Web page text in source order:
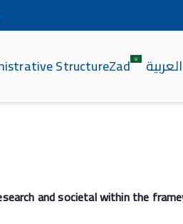
StructureZad العربية
and societal within the